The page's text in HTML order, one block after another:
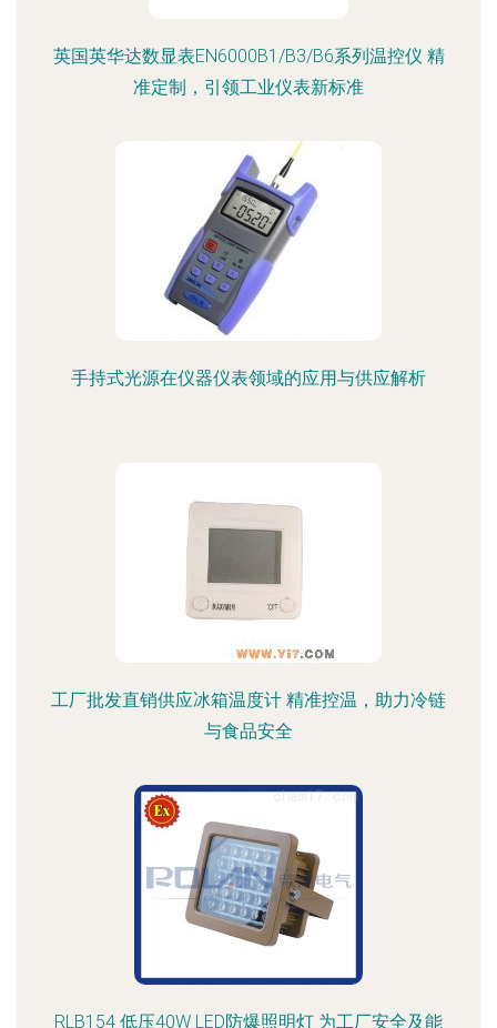
英国英华达数显表EN6000B1/B3/B6系列温控仪 精
准定制，引领工业仪表新标准
手持式光源在仪器仪表领域的应用与供应解析
工厂批发直销供应冰箱温度计 精准控温，助力冷链
与食品安全
RLB154 低压40W LED防爆照明灯 为工厂安全及能